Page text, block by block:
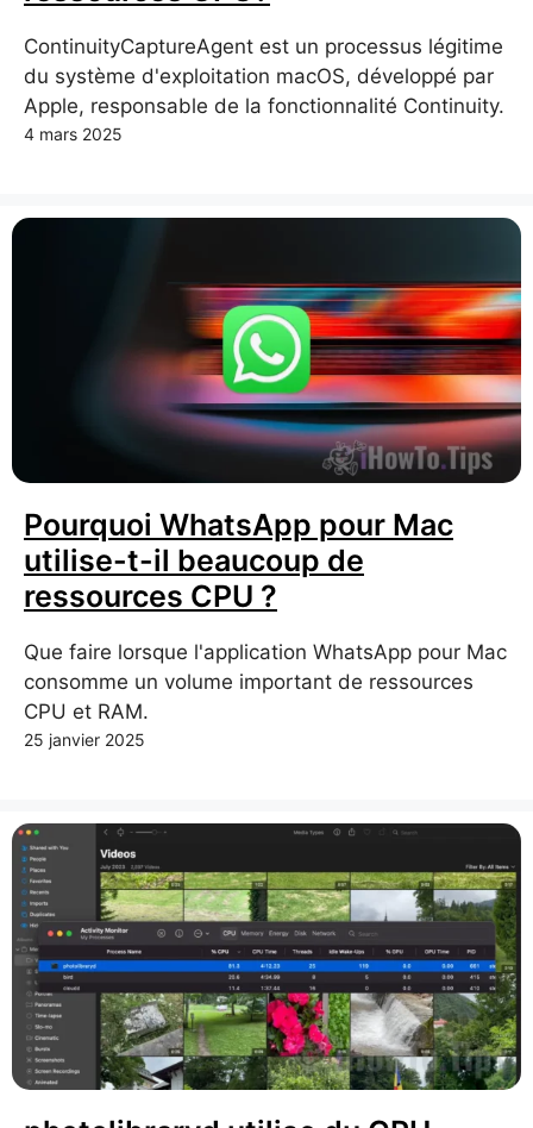
ContinuityCaptureAgent est un processus légitime
du système d'exploitation macOS, développé par
Apple, responsable de la fonctionnalité Continuity.
4 mars 2025
Pourquoi WhatsApp pour Mac
utilise-t-il beaucoup de
ressources CPU ?
Que faire lorsque l'application WhatsApp pour Mac
consomme un volume important de ressources
CPU et RAM.
25 janvier 2025